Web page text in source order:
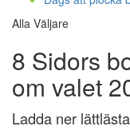
Alla Väljare
8 Sidors
om valet
Ladda ner